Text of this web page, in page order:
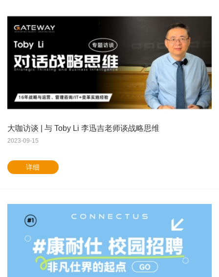
大咖访谈 | 与 Toby Li 李迅吉老师谈战略思维
2023-09-15
详细